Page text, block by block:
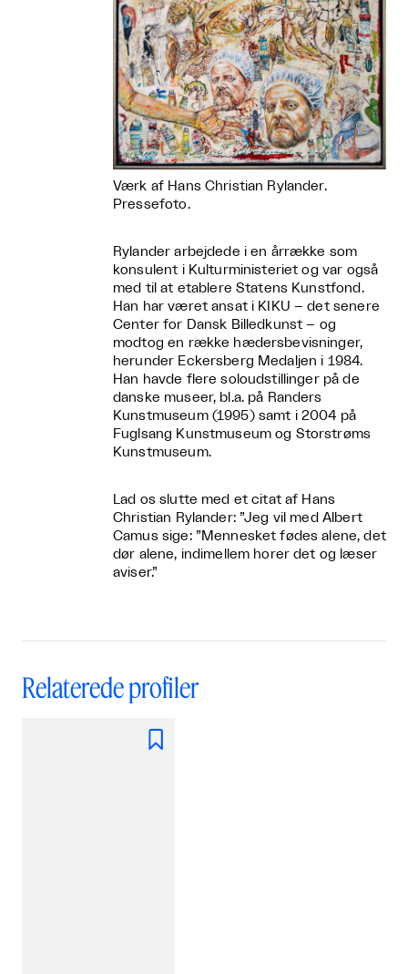
Værk af Hans Christian Rylander.
Pressefoto.
Rylander arbejdede i en årrække som
konsulent i Kulturministeriet og var også
med til at etablere Statens Kunstfond.
Han har været ansat i KIKU – det senere
Center for Dansk Billedkunst – og
modtog en række hædersbevisninger,
herunder Eckersberg Medaljen i 1984.
Han havde flere soloudstillinger på de
danske museer, bl.a. på Randers
Kunstmuseum (1995) samt i 2004 på
Fuglsang Kunstmuseum og Storstrøms
Kunstmuseum.
Lad os slutte med et citat af Hans
Christian Rylander: ”Jeg vil med Albert
Camus sige: ”Mennesket fødes alene, det
dør alene, indimellem horer det og læser
aviser.”
Relaterede profiler
